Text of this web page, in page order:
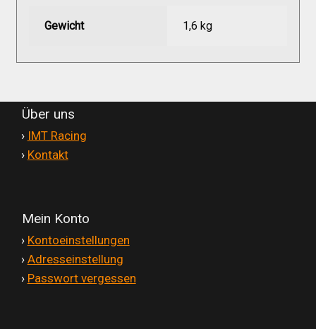
Datenschutzerklärung
Zahlungsarten
Gewicht 1,6 kg
Über uns
› IMT Racing
› Kontakt
Mein Konto
› Kontoeinstellungen
› Adresseinstellung
› Passwort vergessen